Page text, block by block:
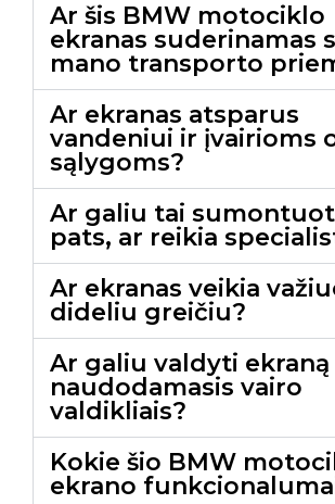
Ar šis BMW motociklo
ekranas suderinamas
mano transporto
Ar ekranas atsparus
vandeniui ir įvairioms
sąlygoms?
Ar galiu tai
pats, ar reikia
Ar ekranas veikia
dideliu greičiu?
Ar galiu valdyti ekraną
naudodamasis vairo
valdikliais?
Kokie šio BMW
ekrano